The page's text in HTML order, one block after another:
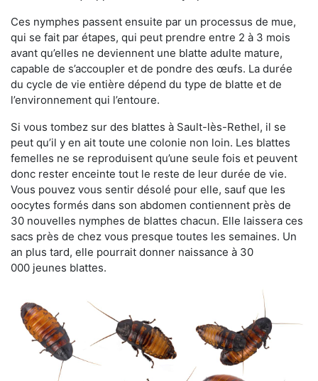
Ces nymphes passent ensuite par un processus de mue,
qui se fait par étapes, qui peut prendre entre 2 à 3 mois
avant qu’elles ne deviennent une blatte adulte mature,
capable de s’accoupler et de pondre des œufs. La durée
du cycle de vie entière dépend du type de blatte et de
l’environnement qui l’entoure.
Si vous tombez sur des blattes à Sault-lès-Rethel, il se
peut qu’il y en ait toute une colonie non loin. Les blattes
femelles ne se reproduisent qu’une seule fois et peuvent
donc rester enceinte tout le reste de leur durée de vie.
Vous pouvez vous sentir désolé pour elle, sauf que les
oocytes formés dans son abdomen contiennent près de
30 nouvelles nymphes de blattes chacun. Elle laissera ces
sacs près de chez vous presque toutes les semaines. Un
an plus tard, elle pourrait donner naissance à 30
000 jeunes blattes.